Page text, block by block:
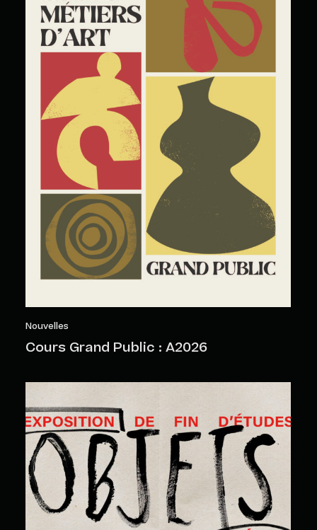
Nouvelles
Cours Grand Public : A2026
Objets sensibles